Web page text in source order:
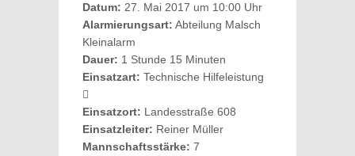
Datum: 27. Mai 2017 um 10:00 Uhr
Alarmierungsart: Abteilung Malsch
Kleinalarm
Dauer: 1 Stunde 15 Minuten
Einsatzart: Technische Hilfeleistung
Einsatzort: Landesstraße 608
Einsatzleiter: Reiner Müller
Mannschaftsstärke: 7